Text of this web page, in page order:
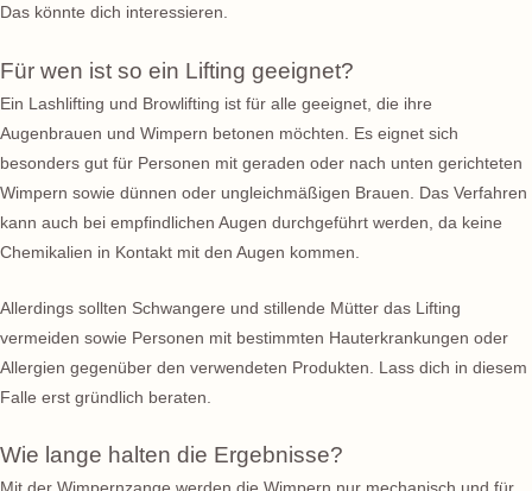
Das könnte dich interessieren.
Für wen ist so ein Lifting geeignet?
Ein Lashlifting und Browlifting ist für alle geeignet, die ihre
Augenbrauen und Wimpern betonen möchten. Es eignet sich
besonders gut für Personen mit geraden oder nach unten gerichteten
Wimpern sowie dünnen oder ungleichmäßigen Brauen. Das Verfahren
kann auch bei empfindlichen Augen durchgeführt werden, da keine
Chemikalien in Kontakt mit den Augen kommen.
Allerdings sollten Schwangere und stillende Mütter das Lifting
vermeiden sowie Personen mit bestimmten Hauterkrankungen oder
Allergien gegenüber den verwendeten Produkten. Lass dich in diesem
Falle erst gründlich beraten.
Wie lange halten die Ergebnisse?